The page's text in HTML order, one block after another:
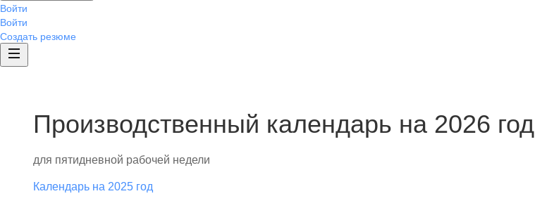
Войти
Войти
Создать резюме
Производственный календарь на 2026 год
для пятидневной рабочей недели
Календарь на 2025 год